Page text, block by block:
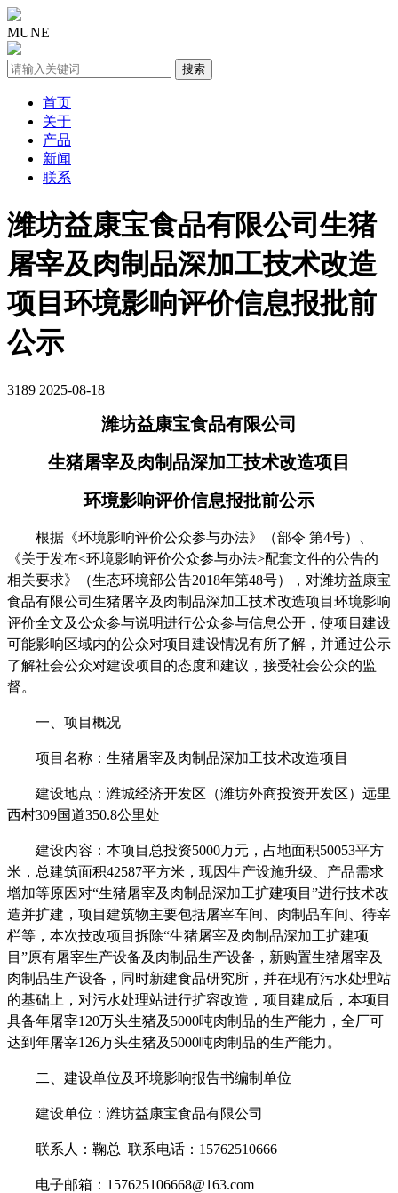
MUNE
首页
关于
产品
新闻
联系
潍坊益康宝食品有限公司生猪
屠宰及肉制品深加工技术改造
项目环境影响评价信息报批前
公示
3189 2025-08-18
潍坊益康宝食品有限公司
生猪屠宰及肉制品深加工技术改造项目
环境影响评价信息报批前公示
根据《环境影响评价公众参与办法》（部令 第4号）、
《关于发布<环境影响评价公众参与办法>配套文件的公告的
相关要求》（生态环境部公告2018年第48号），对潍坊益康宝
食品有限公司生猪屠宰及肉制品深加工技术改造项目 环境影响
评价全文及公众参与说明进行公众参与信息公开，使项目建设
可能影响区域内的公众对项目建设情况有所了解，并通过公示
了解社会公众对建设项目的态度和建议，接受社会公众的监
督。
一、项目概况
项目名称： 生猪屠宰及肉制品深加工技术改造项目
建设地点： 潍城经济开发区（潍坊外商投资开发区）远里
西村309国道350.8公里处
建设内容：本项 目总投资5000万元， 占地面积50053平方
米 ，总建筑面积42587平方米， 现因生产设施升级、产品需求
增加等原因对“生猪屠宰及肉制品深加工扩建项目 ”进行技术改
造并扩建，项目建筑物主要包括屠宰车间、肉制品车间、待宰
栏等，本次技改项目拆除“生猪屠宰及肉制品深加工扩建项
目 ”原有屠宰生产设备及肉制品生产设备，新购置生猪屠宰及
肉制品生产设备，同时新建食品研究所，并在现有污水处理站
的基础上 ， 对污水处理站进行扩容改造，项目建成后，本项目
具备年屠宰120万头生猪及 5000吨肉制品的生产能力，全厂可
达到年屠宰126万头生猪及 5000吨肉制品的生产能力。
二、建设单位及环境影响报告书编制单位
建设单位： 潍坊益康宝食品有限公司
联系人： 鞠总 联系电话： 15762510666
电子邮箱： 157625106668@163.com